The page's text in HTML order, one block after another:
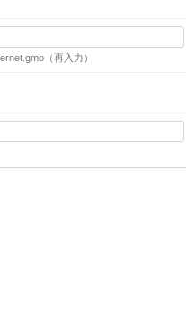
（再入力）